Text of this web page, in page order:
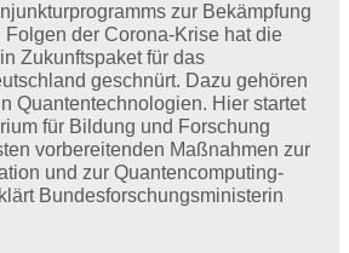
zur Bekämpfung
der Corona-Krise hat die
Zukunftspaket für das
geschnürt. Dazu gehören
Quantentechnologien. Hier startet
für Bildung und Forschung
vorbereitenden Maßnahmen zur
und zur Quantencomputing-
Bundesforschungsministerin